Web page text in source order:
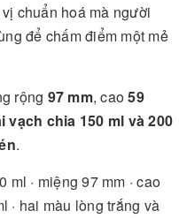
chuẩn hoá mà người
để chấm điểm một mẻ
rộng 97 mm, cao59
vạch chia 150 ml và 200
.
ml · miệng 97 mm · cao
· hai màu lòng trắng và